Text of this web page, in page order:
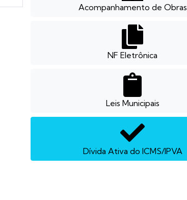
Acompanhamento de Obras
NF Eletrônica
Leis Municipais
Dívida Ativa do ICMS/IPVA